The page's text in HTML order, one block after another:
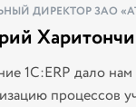
ДИРЕКТОР ЗАО
1С:ERP дало нам
процессов